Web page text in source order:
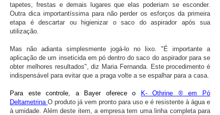
tapetes, frestas e demais lugares que elas poderiam se esconder.
Outra dica importantíssima para não perder os esforços da primeira
etapa é descartar ou higienizar o saco do aspirador após sua
utilização.
Mas não adianta simplesmente jogá-lo no lixo. "É importante a
aplicação de um inseticida em pó dentro do saco do aspirador para se
obter melhores resultados", diz Maria Fernanda. Este procedimento é
indispensável para evitar que a praga volte a se espalhar para a casa.
Para este controle, a Bayer oferece o K- Othrine ® em Pó
Deltametrina O produto já vem pronto para uso e é resistente à água e
à umidade. Além deste item, a empresa tem uma linha completa para